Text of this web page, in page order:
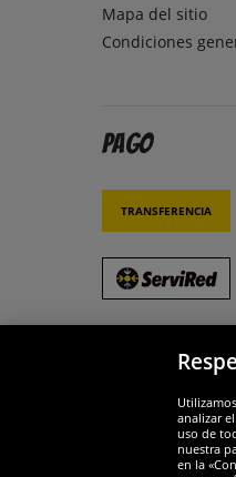
Mapa del sitio
Condiciones
Pago
Transferencia
analizar
uso de
nuestra
en la